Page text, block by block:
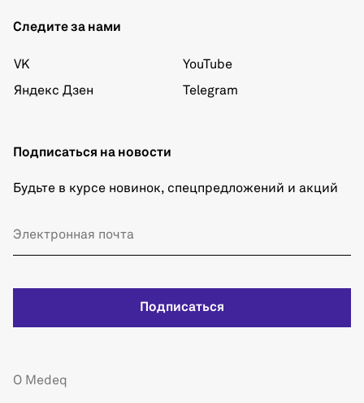
Следите за нами
VK
Яндекс Дзен
YouTube
Telegram
Подписаться на новости
Будьте в курсе новинок, спецпредложений и акций
Подписаться
О Medeq